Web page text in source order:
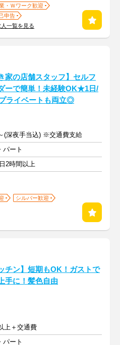
・Ｗワーク歓迎
申告
一覧を見る
家の店舗スタッフ】セルフ
ーで簡単！未経験OK★1日/
ライベートも両立◎
(深夜手当込) ※交通費支給
パート
2時間以上
シルバー歓迎
チン】短期もOK！ガストで
手に！髪色自由
上＋交通費
パート